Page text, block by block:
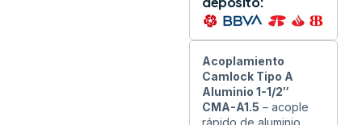
Acoplamiento
Camlock Tipo A
Aluminio 1-1/2″
CMA-A1.5 – acople
rápido de aluminio,